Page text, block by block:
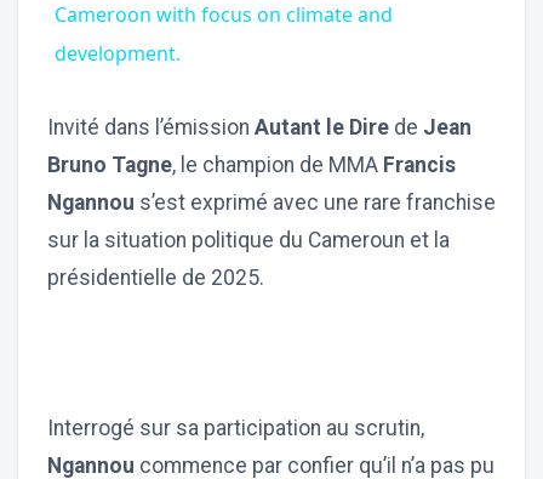
Cameroon with focus on climate and
development.
Invité dans l’émission Autant le Dire de Jean
Bruno Tagne, le champion de MMA Francis
Ngannou s’est exprimé avec une rare franchise
sur la situation politique du Cameroun et la
présidentielle de 2025.
Interrogé sur sa participation au scrutin,
Ngannou commence par confier qu’il n’a pas pu